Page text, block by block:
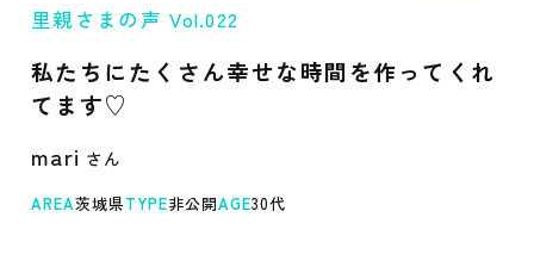
里親さまの声 Vol.022
私たちにたくさん幸せな時間を作ってくれ
てます♡
mari
AREA茨城県TYPE非公開AGE30代